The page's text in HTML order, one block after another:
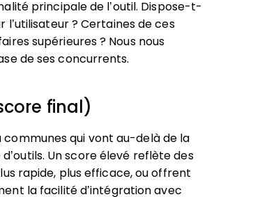
principale de l’outil. Dispose-t-
? Certaines de ces
supérieures ? Nous nous
de ses concurrents.
final)
communes qui vont au-delà de la
Un score élevé reflète des
rapide, plus efficace, ou offrent
la facilité d’intégration avec